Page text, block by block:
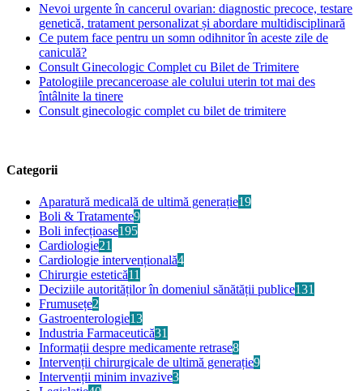
Nevoi urgente în cancerul ovarian: diagnostic precoce, testare
genetică, tratament personalizat și abordare multidisciplinară
Ce putem face pentru un somn odihnitor în aceste zile de
caniculă?
Consult Ginecologic Complet cu Bilet de Trimitere
Patologiile precanceroase ale colului uterin tot mai des
întâlnite la tinere
Consult ginecologic complet cu bilet de trimitere
Categorii
Aparatură medicală de ultimă generație19
Boli & Tratamente9
Boli infecțioase195
Cardiologie21
Cardiologie intervențională4
Chirurgie estetică11
Deciziile autorităților în domeniul sănătății publice131
Frumusețe2
Gastroenterologie13
Industria Farmaceutică31
Informații despre medicamente retrase8
Intervenții chirurgicale de ultimă generație9
Intervenții minim invazive3